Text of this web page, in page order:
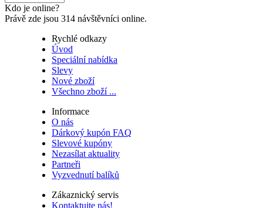
Kdo je online?
Právě zde jsou 314 návštěvníci online.
Rychlé odkazy
Úvod
Speciální nabídka
Slevy
Nové zboží
Všechno zboží ...
Informace
O nás
Dárkový kupón FAQ
Slevové kupóny
Nezasílat aktuality
Partneři
Vyzvednutí balíků
Zákaznický servis
Kontaktujte nás!